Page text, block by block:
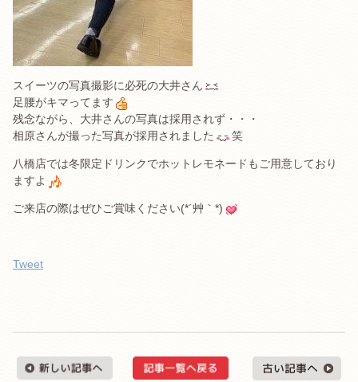
スイーツの写真撮影に必死の大井さん
足腰がキマってます
残念ながら、大井さんの写真は採用されず・・・
相原さんが撮った写真が採用されました
笑
八橋店では冬限定ドリンクでホットレモネードもご用意しており
ますよ
ご来店の際はぜひご賞味ください(*´艸｀*)
Tweet